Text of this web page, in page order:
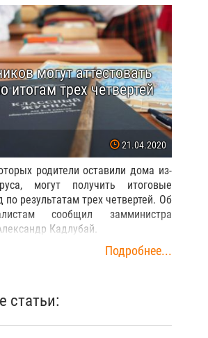
могут аттестовать
итогам трех четвертей
21.04.2020
родители оставили дома из-
могут получить итоговые
по результатам трех четвертей. Об
сообщил замминистра
Кадлубай.
Подробнее...
статьи: